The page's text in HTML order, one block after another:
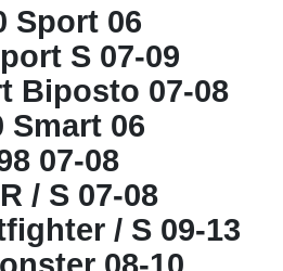
Sport 06
S 07-09
Biposto 07-08
Smart 06
07-08
/ S 07-08
/ S 09-13
08-10